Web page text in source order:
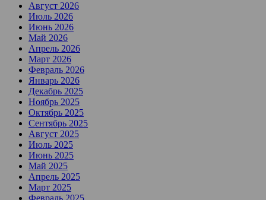
Август 2026
Июль 2026
Июнь 2026
Май 2026
Апрель 2026
Март 2026
Февраль 2026
Январь 2026
Декабрь 2025
Ноябрь 2025
Октябрь 2025
Сентябрь 2025
Август 2025
Июль 2025
Июнь 2025
Май 2025
Апрель 2025
Март 2025